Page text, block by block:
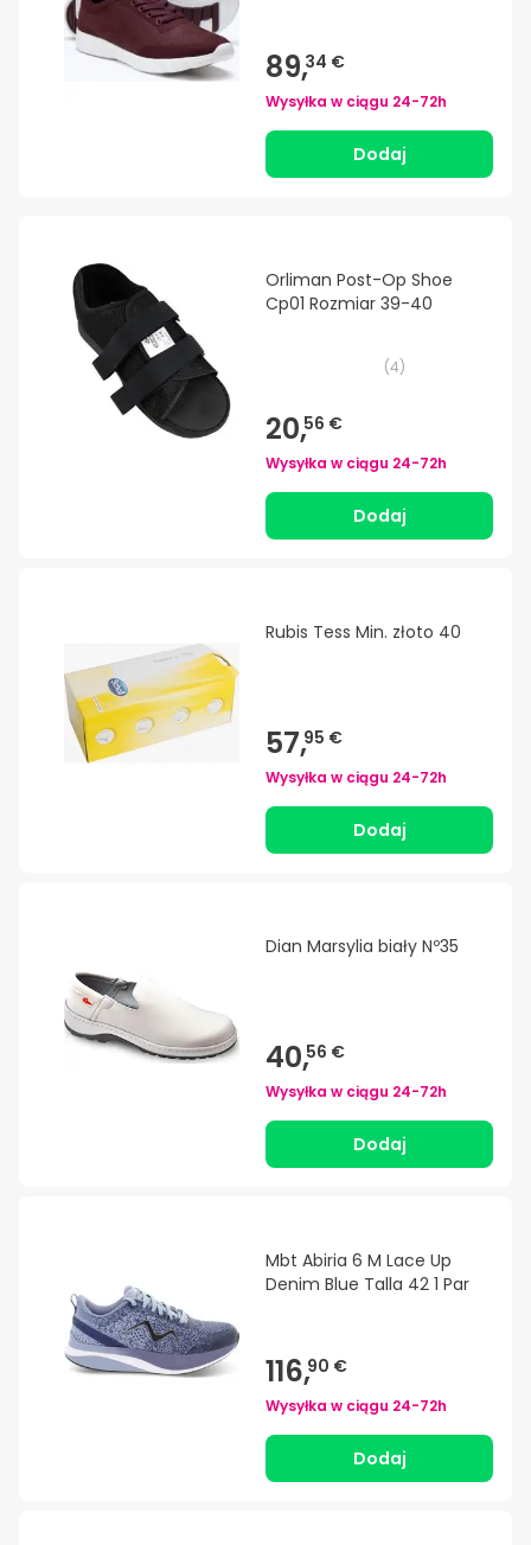
89,34 €
Wysyłka w ciągu 24-72h
Dodaj
Orliman Post-Op Shoe
Cp01 Rozmiar 39-40
(4)
20,56 €
Wysyłka w ciągu 24-72h
Dodaj
Rubis Tess Min. złoto 40
57,95 €
Wysyłka w ciągu 24-72h
Dodaj
Dian Marsylia biały Nº35
40,56 €
Wysyłka w ciągu 24-72h
Dodaj
Mbt Abiria 6 M Lace Up
Denim Blue Talla 42 1 Par
116,90 €
Wysyłka w ciągu 24-72h
Dodaj